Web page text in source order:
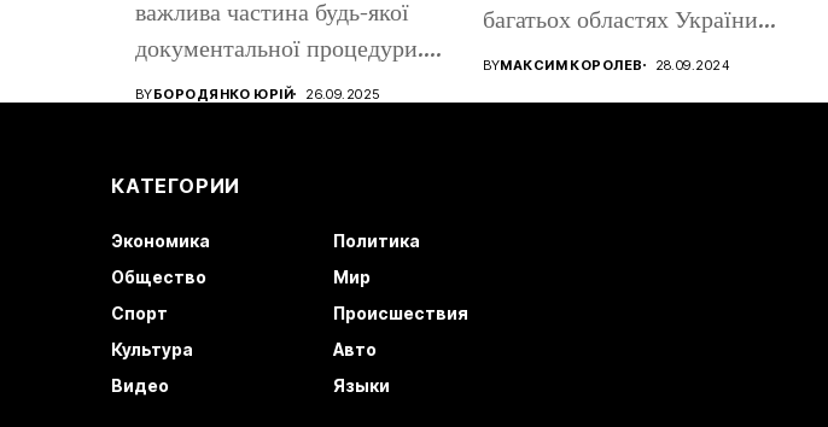
важлива частина будь-якої
документальної процедури.
Від того, наскільки...
BYБОРОДЯНКО ЮРІЙ 26.09.2025
багатьох областях України
все ще...
BYМАКСИМ КОРОЛЕВ 28.09.2024
КАТЕГОРИИ
Экономика
Политика
Общество
Мир
Спорт
Происшествия
Культура
Авто
Видео
Языки